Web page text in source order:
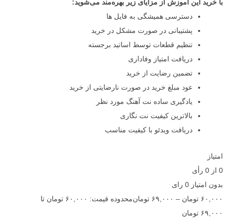
با خرید این آموزش از مزایای زیر بهره‌مند می‌شوید:
دسترسی همیشگی به فایل ها
پشتیبانی در صورت مشکل در خرید
تنظیم قطعات توسط اساتید برجسته
دریافت امتیاز وفاداری
تضمین رضایت از خرید
عود مبلغ خرید در صورت نارضایتی از خرید
یادگیری ساده نت آهنگ مورد نظر
بالاترین کیفیت نت نگاری
دریافت ویدئو با کیفیت مناسب
امتیاز
0 از 0 رأی
بدون امتیاز 0 رای
۶۰,۰۰۰ تومان – ۶۹,۰۰۰ تومان
محدوده قیمت: ۶۰,۰۰۰ تومان تا
۶۹,۰۰۰ تومان